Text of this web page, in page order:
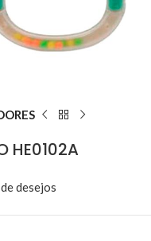
HE0102A
desejos